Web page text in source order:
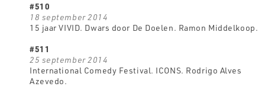
#510
18 september 2014
15 jaar VIVID. Dwars door De Doelen. Ramon Middelkoop.
#511
25 september 2014
International Comedy Festival. ICONS. Rodrigo Alves
Azevedo.